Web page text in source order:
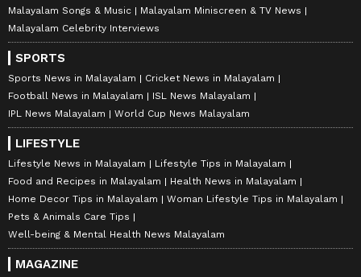
Malayalam Songs & Music
Malayalam Miniscreen & TV News
Malayalam Celebrity Interviews
SPORTS
Sports News in Malayalam
Cricket News in Malayalam
Football News in Malayalam
ISL News Malayalam
IPL News Malayalam
World Cup News Malayalam
LIFESTYLE
Lifestyle News in Malayalam
Lifestyle Tips in Malayalam
Food and Recipes in Malayalam
Health News in Malayalam
Home Decor Tips in Malayalam
Woman Lifestyle Tips in Malayalam
Pets & Animals Care Tips
Well-being & Mental Health News Malayalam
MAGAZINE